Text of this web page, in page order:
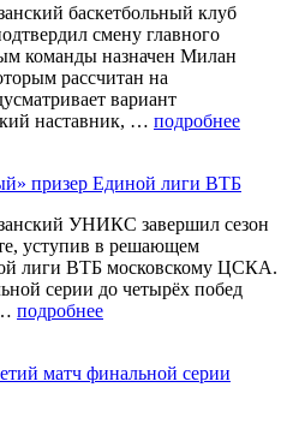
баскетбольный клуб
смену главного
команды назначен Милан
рассчитан на
вариант
наставник, … подробнее
призер Единой лиги ВТБ
УНИКС завершил сезон
уступив в решающем
лиги ВТБ московскому ЦСКА.
серии до четырёх побед
подробнее
матч финальной серии